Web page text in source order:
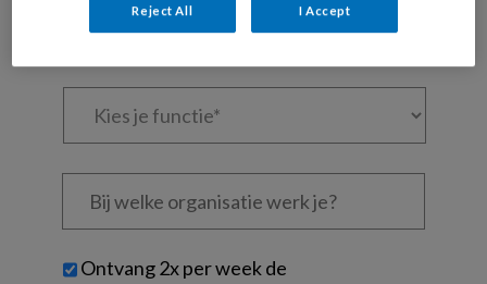
mailadres?
Kies
Bij
welke
je?
Untitled
Ontvang 2x per week de
Reject All I Accept